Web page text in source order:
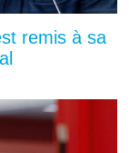
remis à sa